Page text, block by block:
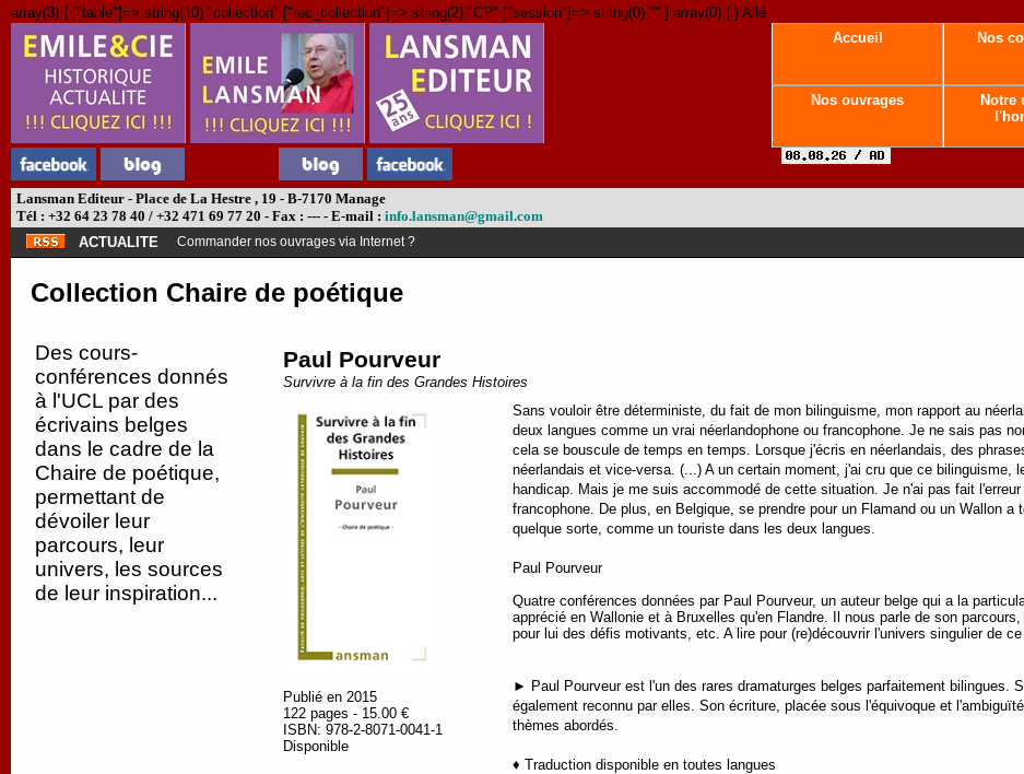
array(3) { ["table"]=> string(10) "collection" ["rec_collection"]=> string(2) "CP" ["session"]=> string(0) "" } array(0) { } Allé
Accueil
Nos
Nos ouvrages
Notre
Lansman Editeur - Place de La Hestre , 19 - B-7170 Manage
Tél : +32 64 23 78 40 / +32 471 69 77 20 - Fax : --- - E-mail : info.lansman@gmail.com
ACTUALITE Abonnement théâtre ?
Collection Chaire de poétique
Des cours-
conférences donnés
à l'UCL par des
écrivains belges
dans le cadre de la
Chaire de poétique,
permettant de
dévoiler leur
parcours, leur
univers, les sources
de leur inspiration...
Paul Pourveur
Survivre à la fin des Grandes Histoires
Publié en 2015
122 pages - 15.00 €
ISBN: 978-2-8071-0041-1
Disponible
Sans vouloir être déterministe, du fait de mon bilinguisme, mon rapport au
deux langues comme un vrai néerlandophone ou francophone. Je ne sais pas
cela se bouscule de temps en temps. Lorsque j'écris en néerlandais, des
néerlandais et vice-versa. (...) A un certain moment, j'ai cru que ce
handicap. Mais je me suis accommodé de cette situation. Je n'ai pas fait
francophone. De plus, en Belgique, se prendre pour un Flamand ou un Wallon
quelque sorte, comme un touriste dans les deux langues.
Paul Pourveur
Quatre conférences données par Paul Pourveur, un auteur belge qui a la
apprécié en Wallonie et à Bruxelles qu'en Flandre. Il nous parle de son
pour lui des défis motivants, etc. A lire pour (re)découvrir l'univers singulier de
► Paul Pourveur est l'un des rares dramaturges belges parfaitement bilingues.
également reconnu par elles. Son écriture, placée sous l'équivoque et
thèmes abordés.
♦ Traduction disponible en toutes langues